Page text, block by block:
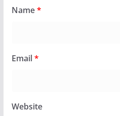
Name*
Email*
Website